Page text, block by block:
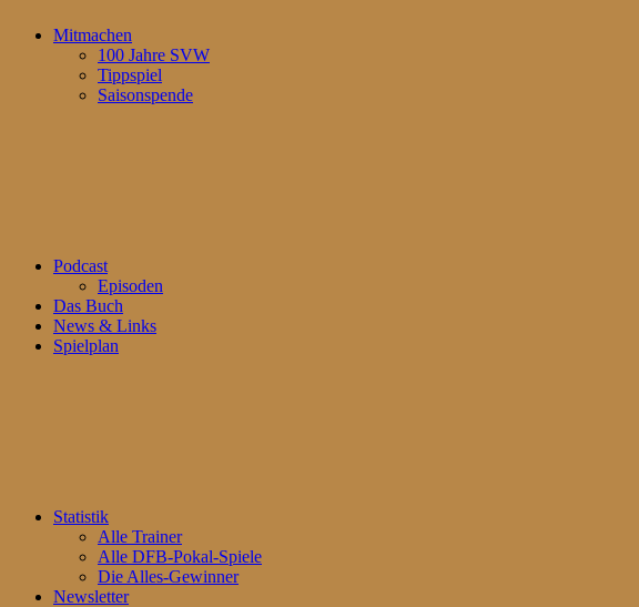
Mitmachen
100 Jahre SVW
Tippspiel
Saisonspende
Podcast
Episoden
Das Buch
News & Links
Spielplan
Statistik
Alle Trainer
Alle DFB-Pokal-Spiele
Die Alles-Gewinner
Newsletter